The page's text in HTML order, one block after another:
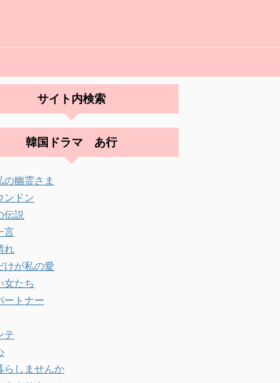
サイト内検索
韓国ドラマ あ行
の幽霊さま
ンドン
伝説
言
れ
けが私の愛
女たち
ートナー
テ
らしませんか